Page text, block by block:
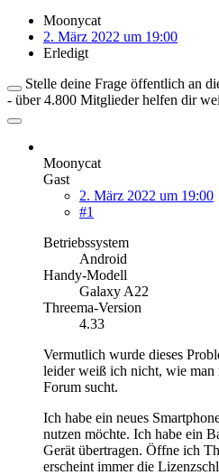
Moonycat
2. März 2022 um 19:00
Erledigt
Stelle deine Frage öffentlich an
- über 4.800 Mitglieder helfen dir
Moonycat
Gast
2. März 2022 um 19:00
#1
Betriebssystem
Android
Handy-Modell
Galaxy A22
Threema-Version
4.33
Vermutlich wurde dieses
leider weiß ich nicht, wie man
Forum sucht.
Ich habe ein neues
nutzen möchte. Ich habe ein
Gerät übertragen. Öffne ich
erscheint immer die